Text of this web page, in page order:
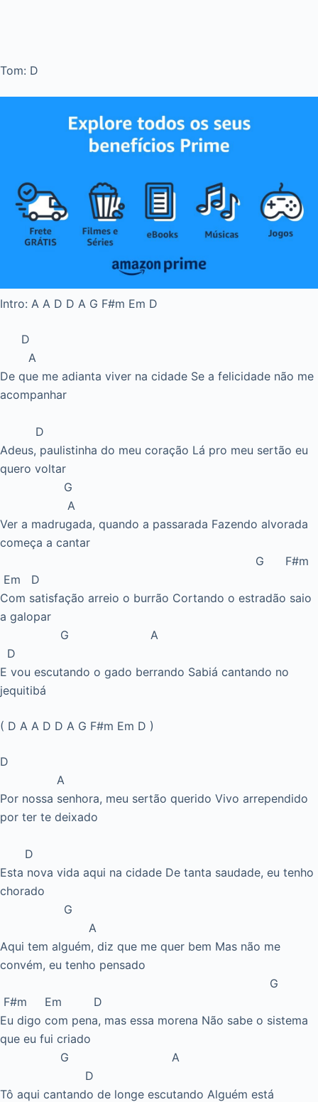
Tom: D
Intro: A A D D A G F#m Em D
D
A
De que me adianta viver na cidade Se a felicidade não me
acompanhar
D
Adeus, paulistinha do meu coração Lá pro meu sertão eu
quero voltar
G
A
Ver a madrugada, quando a passarada Fazendo alvorada
começa a cantar
G F#m
Em D
Com satisfação arreio o burrão Cortando o estradão saio
a galopar
G A
D
E vou escutando o gado berrando Sabiá cantando no
jequitibá
( D A A D D A G F#m Em D )
D
A
Por nossa senhora, meu sertão querido Vivo arrependido
por ter te deixado
D
Esta nova vida aqui na cidade De tanta saudade, eu tenho
chorado
G
A
Aqui tem alguém, diz que me quer bem Mas não me
convém, eu tenho pensado
G
F#m Em D
Eu digo com pena, mas essa morena Não sabe o sistema
que eu fui criado
G A
D
Tô aqui cantando de longe escutando Alguém está